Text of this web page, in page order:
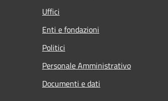
Uffici
Enti e fondazioni
Politici
Personale Amministrativo
Documenti e dati